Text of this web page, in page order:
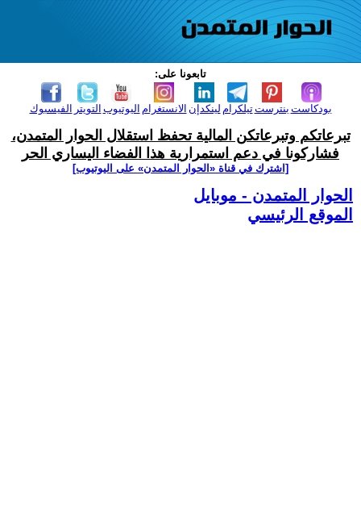
تابعونا على:
الفيسبوك التويتر اليوتيوب الانستغرام لينكدإن تيلكرامبنترست بودكاست
تبرعاتكم وتبرعاتكن المالية تحفظ استقلال الحوار المتمدن،
فشاركونا في دعم استمرارية هذا الفضاء اليساري الحر
[اشترك في قناة ‫«الحوار المتمدن» على اليوتيوب]
الحوار المتمدن - موبايل
الموقع الرئيسي